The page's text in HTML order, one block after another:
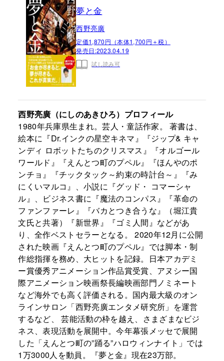
夢と金
西野亮廣
定価1,870円（本体1,700円＋税）
発売日:2023.04.19
試し読み可
西野亮廣（にしのあきひろ）プロフィール
1980年兵庫県生まれ。芸人・童話作家。 著書は、
絵本に『Dr.インクの星空キネマ』『ジップ& キャ
ンディ ロボットたちのクリスマス』『オルゴール
ワールド』『えんとつ町のプペル』『ほんやのポ
ンチョ』『チックタック～約束の時計台～』『み
にくいマルコ』、小説に『グッド・ コマーシャ
ル』、ビジネス書に『魔法のコンパス』『革命の
ファンファーレ』『バカとつき合うな』（堀江貴
文氏と共著）『新世界』『ゴミ人間』などがあ
り、全作ベストセラーとなる。 2020年12月に公開
された映画『えんとつ町のプペル』では脚本・制
作総指揮を務め、大ヒットを記録。日本アカデミ
ー賞優秀アニメーション作品賞受賞、アヌシー国
際アニメーション映画祭長編映画部門ノミネート
など海外でも高く評価される。国内最大級のオン
ラインサロン「西野亮廣エンタメ研究所」を運営
するなど、 芸能活動の枠を越え、さまざまなビジ
ネス、表現活動を展開中。今年幕張メッセで展開
した「えんとつ町の”踊る”ハロウィンナイト」では
1万3000人を動員。『夢と金』現在23万部。